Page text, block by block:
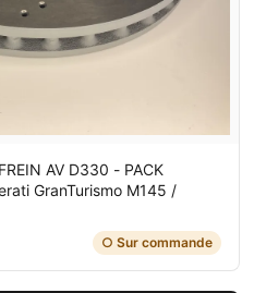
AV D330 - PACK
GranTurismo M145 /
○ Sur commande